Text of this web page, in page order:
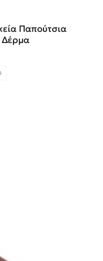
Παπούτσια
price was: €109.00.
Η τρέχουσα τιμή